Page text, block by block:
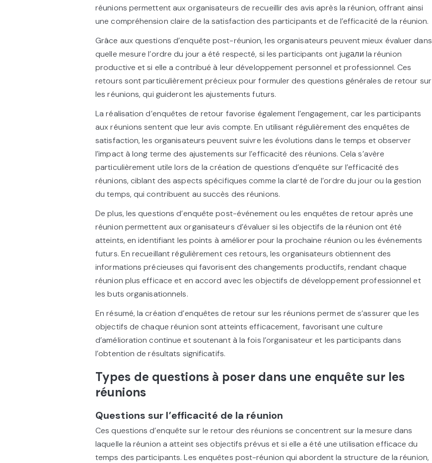
réunions permettent aux organisateurs de recueillir des avis après la réunion, offrant ainsi
une compréhension claire de la satisfaction des participants et de l’efficacité de la réunion.
Grâce aux questions d’enquête post-réunion, les organisateurs peuvent mieux évaluer dans
quelle mesure l’ordre du jour a été respecté, si les participants ont jugали la réunion
productive et si elle a contribué à leur développement personnel et professionnel. Ces
retours sont particulièrement précieux pour formuler des questions générales de retour sur
les réunions, qui guideront les ajustements futurs.
La réalisation d’enquêtes de retour favorise également l’engagement, car les participants
aux réunions sentent que leur avis compte. En utilisant régulièrement des enquêtes de
satisfaction, les organisateurs peuvent suivre les évolutions dans le temps et observer
l’impact à long terme des ajustements sur l’efficacité des réunions. Cela s’avère
particulièrement utile lors de la création de questions d’enquête sur l’efficacité des
réunions, ciblant des aspects spécifiques comme la clarté de l’ordre du jour ou la gestion
du temps, qui contribuent au succès des réunions.
De plus, les questions d’enquête post-événement ou les enquêtes de retour après une
réunion permettent aux organisateurs d’évaluer si les objectifs de la réunion ont été
atteints, en identifiant les points à améliorer pour la prochaine réunion ou les événements
futurs. En recueillant régulièrement ces retours, les organisateurs obtiennent des
informations précieuses qui favorisent des changements productifs, rendant chaque
réunion plus efficace et en accord avec les objectifs de développement professionnel et
les buts organisationnels.
En résumé, la création d’enquêtes de retour sur les réunions permet de s’assurer que les
objectifs de chaque réunion sont atteints efficacement, favorisant une culture
d’amélioration continue et soutenant à la fois l’organisateur et les participants dans
l’obtention de résultats significatifs.
Types de questions à poser dans une enquête sur les
réunions
Questions sur l’efficacité de la réunion
Ces questions d’enquête sur le retour des réunions se concentrent sur la mesure dans
laquelle la réunion a atteint ses objectifs prévus et si elle a été une utilisation efficace du
temps des participants. Les enquêtes post-réunion qui abordent la structure de la réunion,